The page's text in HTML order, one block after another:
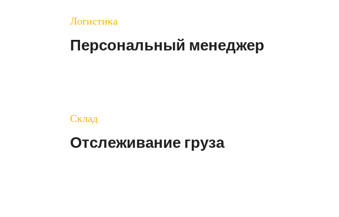
Логистика
Персональный менеджер
Склад
Отслеживание груза